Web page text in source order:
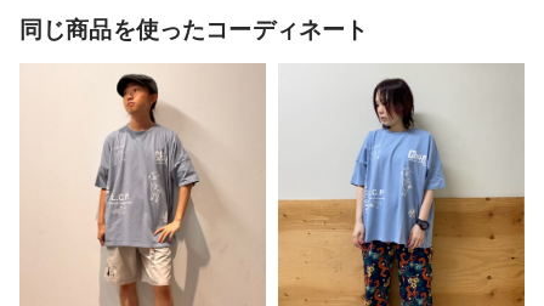
同じ商品を使ったコーディネート